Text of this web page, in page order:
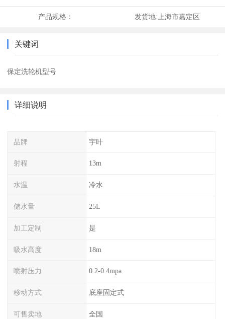
产品规格： 发货地:上海市嘉定区
关键词
保定洗轮机型号
详细说明
品牌 宇叶
射程 13m
水温 冷水
储水量 25L
加工定制 是
吸水高度 18m
喷射压力 0.2-0.4mpa
移动方式 底座固定式
可售卖地 全国